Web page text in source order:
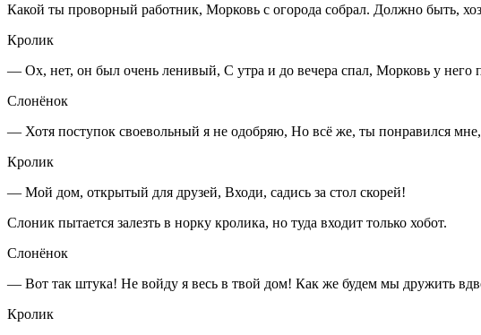
Какой ты проворный работник, Морковь с огорода собрал. Должно быть,
Кролик
— Ох, нет, он был очень ленивый, С утра и до вечера спал, Морковь у него
Слонёнок
— Хотя поступок своевольный я не одобряю, Но всё же, ты понравился
Кролик
— Мой дом, открытый для друзей, Входи, садись за стол скорей!
Слоник пытается залезть в норку кролика, но туда входит только хобот.
Слонёнок
— Вот так штука! Не войду я весь в твой дом! Как же будем мы дружить
Кролик